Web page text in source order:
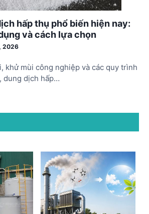
hấp thụ phổ biến hiện nay:
và cách lựa chọn
2026
khử mùi công nghiệp và các quy trình
dung dịch hấp…